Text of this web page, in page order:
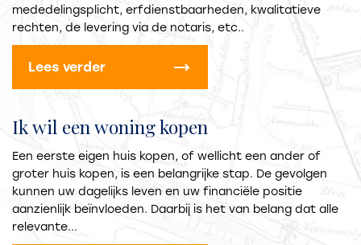
mededelingsplicht, erfdienstbaarheden, kwalitatieve
rechten, de levering via de notaris, etc..
Lees verder
Ik wil een woning kopen
Een eerste eigen huis kopen, of wellicht een ander of
groter huis kopen, is een belangrijke stap. De gevolgen
kunnen uw dagelijks leven en uw financiële positie
aanzienlijk beïnvloeden. Daarbij is het van belang dat alle
relevante...